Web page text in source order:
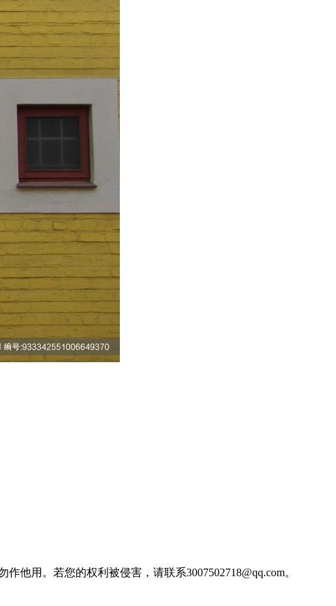
他用。若您的权利被侵害，请联系3007502718@qq.com。